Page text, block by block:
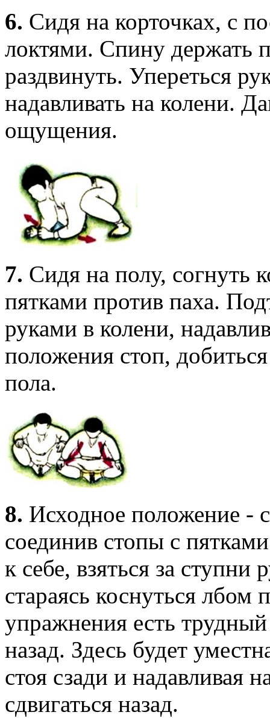
6. Сидя на корточках, с
локтями. Спину держать
раздвинуть. Упереться
надавливать на колени.
ощущения.
7. Сидя на полу, согнуть
пятками против паха.
руками в колени,
положения стоп,
пола.
8. Исходное положение -
соединив стопы с
к себе, взяться за ступни
стараясь коснуться
упражнения есть
назад. Здесь будет
стоя сзади и надавливая
сдвигаться назад.